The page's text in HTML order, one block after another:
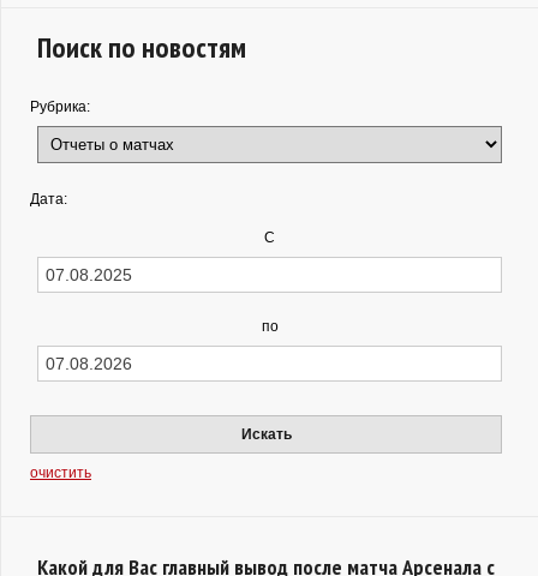
Поиск по новостям
Рубрика:
Дата:
С
по
Искать
очистить
Какой для Вас главный вывод после матча Арсенала с